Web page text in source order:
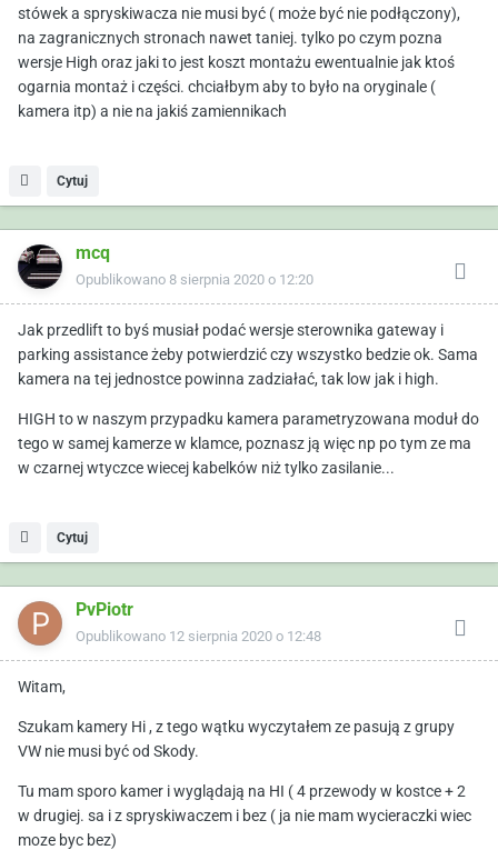
stówek a spryskiwacza nie musi być ( może być nie podłączony),
na zagranicznych stronach nawet taniej. tylko po czym pozna
wersje High oraz jaki to jest koszt montażu ewentualnie jak ktoś
ogarnia montaż i części. chciałbym aby to było na oryginale (
kamera itp) a nie na jakiś zamiennikach
Cytuj
mcq
Opublikowano 8 sierpnia 2020 o 12:20
Jak przedlift to byś musiał podać wersje sterownika gateway i
parking assistance żeby potwierdzić czy wszystko bedzie ok. Sama
kamera na tej jednostce powinna zadziałać, tak low jak i high.
HIGH to w naszym przypadku kamera parametryzowana moduł do
tego w samej kamerze w klamce, poznasz ją więc np po tym ze ma
w czarnej wtyczce wiecej kabelków niż tylko zasilanie...
Cytuj
PvPiotr
Opublikowano 12 sierpnia 2020 o 12:48
Witam,
Szukam kamery Hi , z tego wątku wyczytałem ze pasują z grupy
VW nie musi być od Skody.
Tu mam sporo kamer i wyglądają na HI ( 4 przewody w kostce + 2
w drugiej. sa i z spryskiwaczem i bez ( ja nie mam wycieraczki wiec
moze byc bez)